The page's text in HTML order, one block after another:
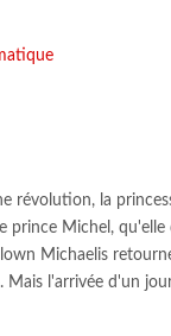
révolution, la
prince Michel, qu'elle
Michaelis
Mais l'arrivée d'un